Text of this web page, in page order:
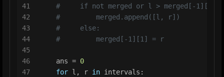
41
42
43
44
45
46
47
#     if not merged or l > merged[-1][1]:
#         merged.append([l, r])
#     else:
#         merged[-1][1] = r
    ans =
0
for l, r in intervals: